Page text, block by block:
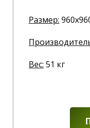
Размер:
Вес: 51 кг